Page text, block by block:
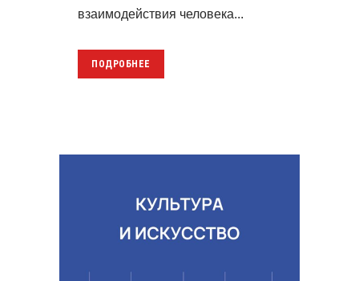
взаимодействия человека...
ПОДРОБНЕЕ